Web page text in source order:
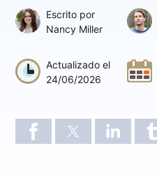
Escrito por
Nancy Miller
Actualizado el
24/06/2026